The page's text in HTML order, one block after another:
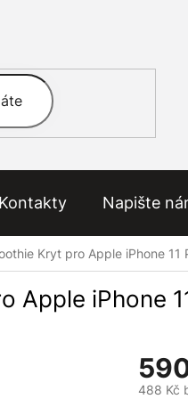
Kontakty Napište
Kryt pro Apple iPhone 11
Apple iPhone
488 Kč